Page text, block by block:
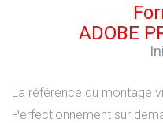
ADOBE
La référence du montage
Perfectionnement sur